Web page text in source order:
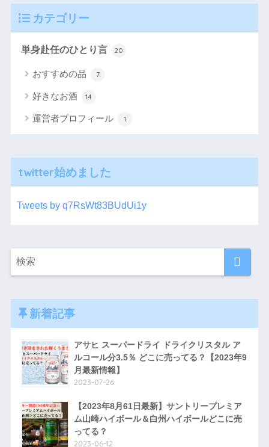
カテゴリー
単身赴任のひとり言 20
おすすめの品 7
好きなお酒 14
運営者プロフィール 1
twitter始めました
Tweets by q7RsWt83BUdUi1y
新着記事
アサヒ スーパードライ ドライクリスタル ア
ルコール分3.5％ どこに売ってる？【2023年9
月最新情報】
2023-07-26
【2023年8月61日最新】サントリープレミア
ム山崎ハイボール＆白州ハイボールどこに売
ってる？
2023-06-12